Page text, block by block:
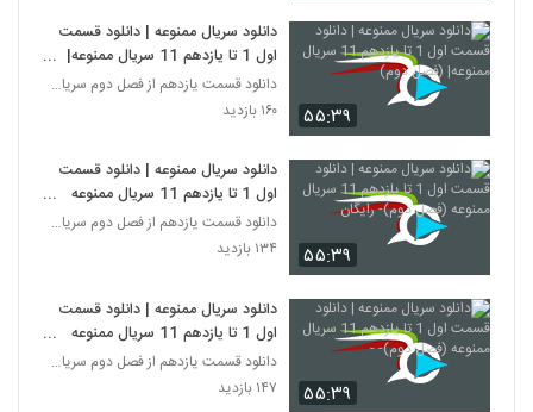
۵۵:۳۹
دانلود سریال ممنوعه | دانلود قسمت
اول 1 تا یازدهم 11 سریال ممنوعه|
(فصل دوم)
دانلود قسمت یازدهم از فصل دوم سریال ممنوعه
۱۶۰ بازدید
۵۵:۳۹
دانلود سریال ممنوعه | دانلود قسمت
اول 1 تا یازدهم 11 سریال ممنوعه
(فصل دوم)- رایگان
دانلود قسمت یازدهم از فصل دوم سریال ممنوعه
۱۳۴ بازدید
۵۵:۳۹
دانلود سریال ممنوعه | دانلود قسمت
اول 1 تا یازدهم 11 سریال ممنوعه
(فصل دوم)- -
دانلود قسمت یازدهم از فصل دوم سریال ممنوعه
۱۴۷ بازدید